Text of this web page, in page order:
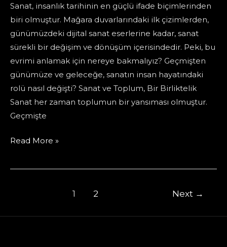
Sanat, insanlık tarihinin en güçlü ifade biçimlerinden
biri olmuştur. Mağara duvarlarındaki ilk çizimlerden,
günümüzdeki dijital sanat eserlerine kadar, sanat
sürekli bir değişim ve dönüşüm içerisindedir. Peki, bu
evrimi anlamak için nereye bakmalıyız? Geçmişten
günümüze ve geleceğe, sanatın insan hayatındaki
rolü nasıl değişti? Sanat ve Toplum, Bir Birliktelik
Sanat her zaman toplumun bir yansıması olmuştur.
Geçmişte
Sanatın
Geçmişten
Read More »
1 2 Next →